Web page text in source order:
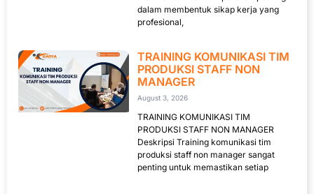
dalam membentuk sikap kerja yang
profesional,
TRAINING KOMUNIKASI TIM
PRODUKSI STAFF NON
MANAGER
August 3, 2026
TRAINING KOMUNIKASI TIM
PRODUKSI STAFF NON MANAGER
Deskripsi Training komunikasi tim
produksi staff non manager sangat
penting untuk memastikan setiap